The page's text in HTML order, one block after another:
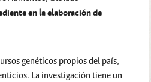
en la elaboración de
genéticos propios del país,
La investigación tiene un